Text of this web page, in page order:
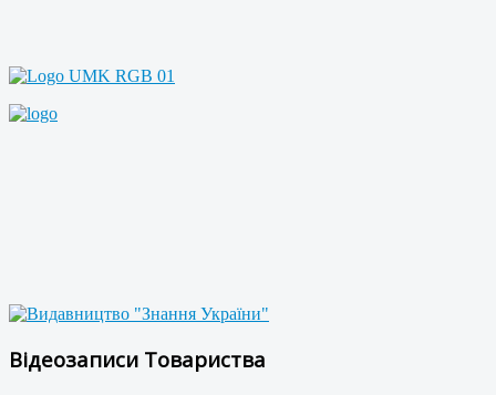
Відеозаписи Товариства